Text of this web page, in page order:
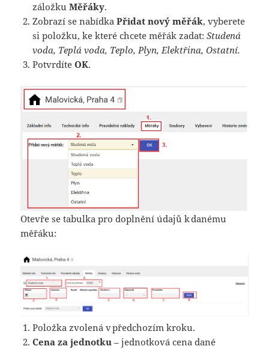
záložkuMěřáky.
Zobrazí se nabídkaPřidat nový měřák, vyberete
si položku, ke které chcete měřák zadat:Studená
voda, Teplá voda, Teplo, Plyn, Elektřina, Ostatní.
PotvrdíteOK.
Otevře se tabulka pro doplnění údajů k danému
měřáku:
Položka zvolená v předchozím kroku.
Cena za jednotku – jednotková cena dané